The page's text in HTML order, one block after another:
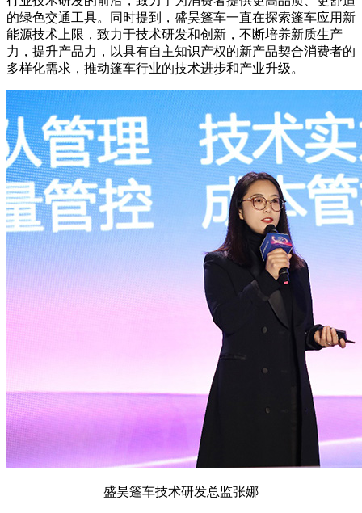
的绿色交通工具。同时提到，盛昊篷车一直在探索篷车应用新
能源技术上限，致力于技术研发和创新，不断培养新质生产
力，提升产品力，以具有自主知识产权的新产品契合消费者的
多样化需求，推动篷车行业的技术进步和产业升级。
盛昊篷车技术研发总监张娜